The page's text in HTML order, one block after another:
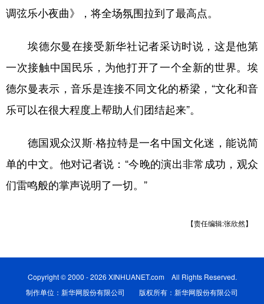
浙江 安徽 福建
山东 河南 湖北 湖南
广东 广西 海南 重庆
四川 贵州 云南 西藏
陕西 甘肃 青海
新疆 内蒙古 黑龙江
多语种频道
调弦乐小夜曲》，将全场氛围拉到了最高点。
埃德尔曼在接受新华社记者采访时说，这是他第
一次接触中国民乐，为他打开了一个全新的世界。埃
德尔曼表示，音乐是连接不同文化的桥梁，“文化和音
乐可以在很大程度上帮助人们团结起来”。
德国观众汉斯·格拉特是一名中国文化迷，能说简
单的中文。他对记者说：“今晚的演出非常成功，观众
们雷鸣般的掌声说明了一切。”
【责任编辑:张欣然】
Copyright © 2000 - 2026 XINHUANET.com All Rights Reserved.
制作单位：新华网股份有限公司 版权所有：新华网股份有限公司